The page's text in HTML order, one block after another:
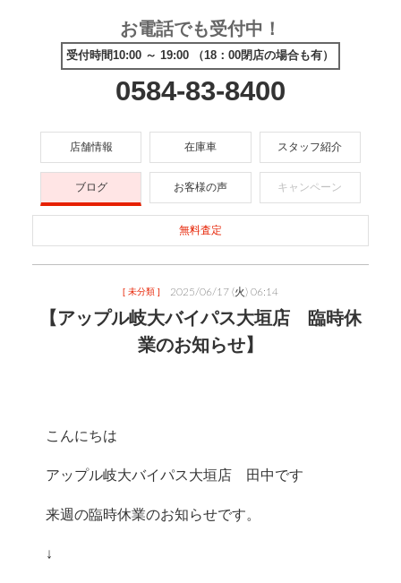
お電話でも受付中！
受付時間10:00 ～ 19:00 （18：00閉店の場合も有）
0584-83-8400
店舗情報 在庫車 スタッフ紹介
ブログ お客様の声 キャンペーン
無料査定
[ 未分類 ] 2025/06/17 (火) 06:14
【アップル岐大バイパス大垣店 臨時休
業のお知らせ】